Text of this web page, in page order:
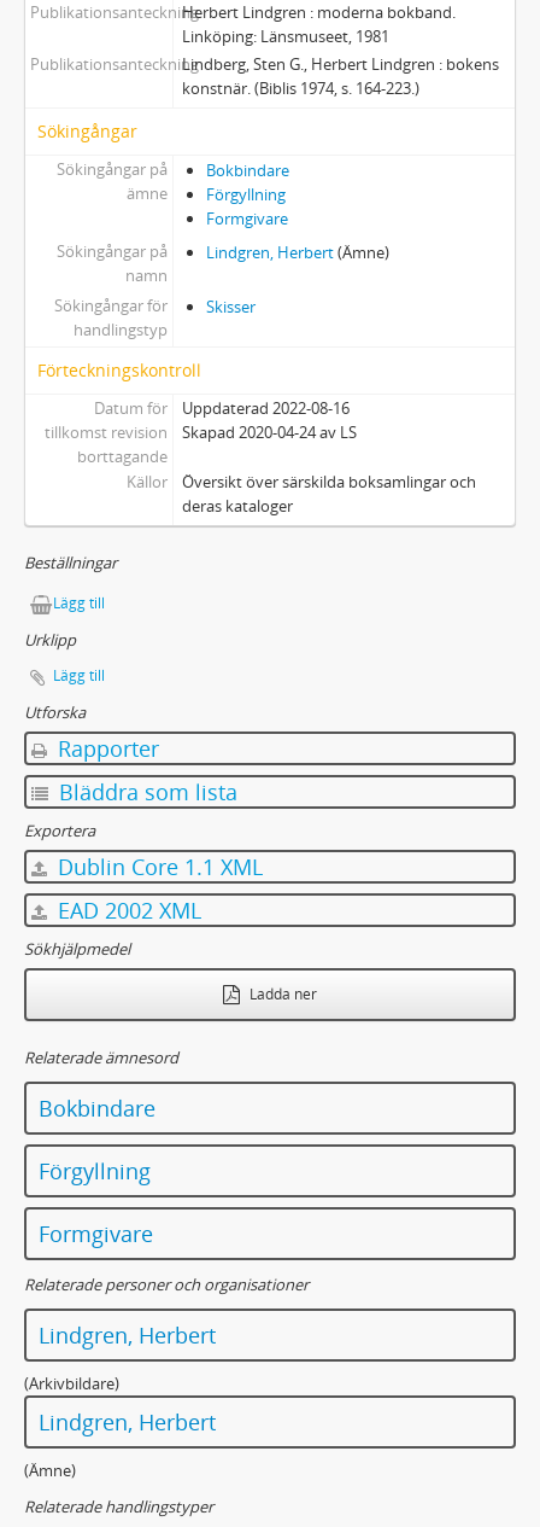
PublikationsanteckningHerbert Lindgren : moderna bokband.
Linköping: Länsmuseet, 1981
PublikationsanteckningLindberg, Sten G., Herbert Lindgren : bokens
konstnär. (Biblis 1974, s. 164-223.)
Sökingångar
Sökingångar på
ämne
Bokbindare
Förgyllning
Formgivare
Sökingångar på
namn
Lindgren, Herbert(Ämne)
Sökingångar för
handlingstyp
Skisser
Förteckningskontroll
Datum för
tillkomst revision
borttagande
Uppdaterad 2022-08-16
Skapad 2020-04-24 av LS
Källor
Översikt över särskilda boksamlingar och
deras kataloger
Beställningar
Lägg till
Urklipp
Lägg till
Utforska
Rapporter
Bläddra som lista
Exportera
Dublin Core 1.1 XML
EAD 2002 XML
Sökhjälpmedel
Ladda ner
Relaterade ämnesord
Bokbindare
Förgyllning
Formgivare
Relaterade personer och organisationer
Lindgren, Herbert
(Arkivbildare)
Lindgren, Herbert
(Ämne)
Relaterade handlingstyper